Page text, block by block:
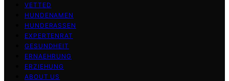
VETTED
HUNDENAMEN
HUNDERASSEN
EXPERTENRAT
GESUNDHEIT
ERNAEHRUNG
ERZIEHUNG
ABOUT US